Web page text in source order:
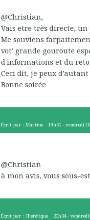
@Christian,
Vais etre très directe, un
Me souviens
vot' grande gouroute
d'informations et du
Ceci dit, je peux
Bonne soirée
Écrit par : Martine 19h50 -vendredi 10
@Christian
à mon avis, vous sous-
Écrit par : l'hérétique 20h34 -vendredi